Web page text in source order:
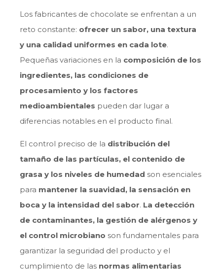
Los fabricantes de chocolate se enfrentan a un
reto constante: ofrecer un sabor, una textura
y una calidad uniformes en cada lote.
Pequeñas variaciones en la composición de los
ingredientes, las condiciones de
procesamiento y los factores
medioambientales pueden dar lugar a
diferencias notables en el producto final.
El control preciso de la distribución del
tamaño de las partículas, el contenido de
grasa y los niveles de humedad son esenciales
para mantener la suavidad, la sensación en
boca y la intensidad del sabor. La detección
de contaminantes, la gestión de alérgenos y
el control microbiano son fundamentales para
garantizar la seguridad del producto y el
cumplimiento de las normas alimentarias